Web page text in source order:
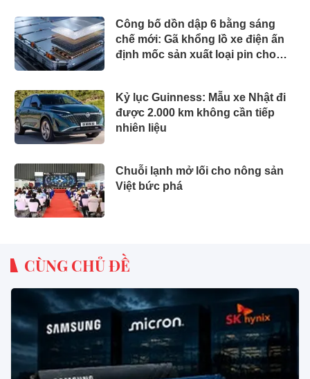
Công bố dồn dập 6 bằng sáng
chế mới: Gã khổng lồ xe điện ấn
định mốc sản xuất loại pin cho
Kỷ lục Guinness: Mẫu xe Nhật đi
được 2.000 km không cần tiếp
nhiên liệu
Chuỗi lạnh mở lối cho nông sản
Việt bức phá
CÙNG CHỦ ĐỀ